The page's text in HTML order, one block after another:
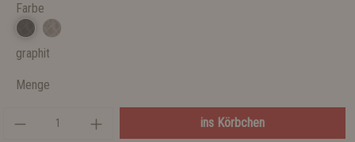
Farbe
graphit
Menge
ins Körbchen